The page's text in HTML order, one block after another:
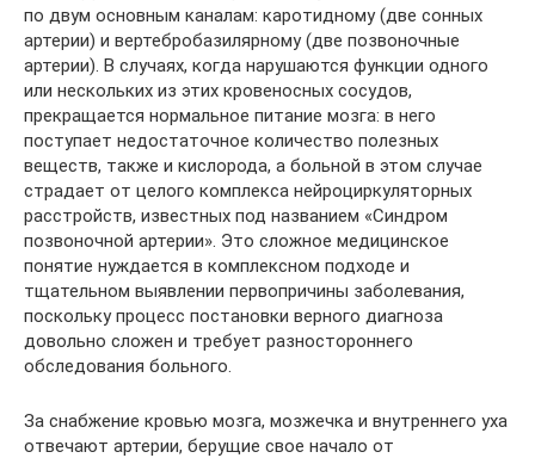
по двум основным каналам: каротидному (две сонных
артерии) и вертебробазилярному (две позвоночные
артерии). В случаях, когда нарушаются функции одного
или нескольких из этих кровеносных сосудов,
прекращается нормальное питание мозга: в него
поступает недостаточное количество полезных
веществ, также и кислорода, а больной в этом случае
страдает от целого комплекса нейроциркуляторных
расстройств, известных под названием «Синдром
позвоночной артерии». Это сложное медицинское
понятие нуждается в комплексном подходе и
тщательном выявлении первопричины заболевания,
поскольку процесс постановки верного диагноза
довольно сложен и требует разностороннего
обследования больного.
За снабжение кровью мозга, мозжечка и внутреннего уха
отвечают артерии, берущие свое начало от